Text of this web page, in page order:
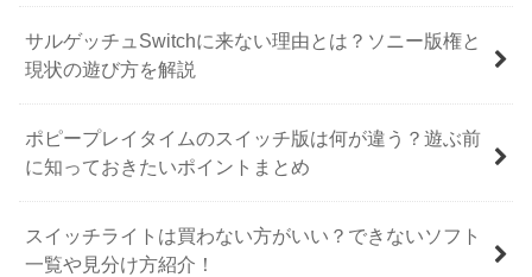
サルゲッチュSwitchに来ない理由とは？ソニー版権と
現状の遊び方を解説
ポピープレイタイムのスイッチ版は何が違う？遊ぶ前
に知っておきたいポイントまとめ
スイッチライトは買わない方がいい？できないソフト
一覧や見分け方紹介！